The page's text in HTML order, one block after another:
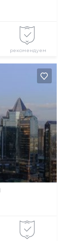
рекомендуем